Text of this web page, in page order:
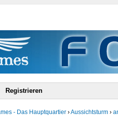
Registrieren
- Das Hauptquartier ›Aussichtsturm ›